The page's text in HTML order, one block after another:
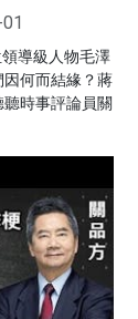
導級人物毛澤
何而結緣？蔣
時事評論員關